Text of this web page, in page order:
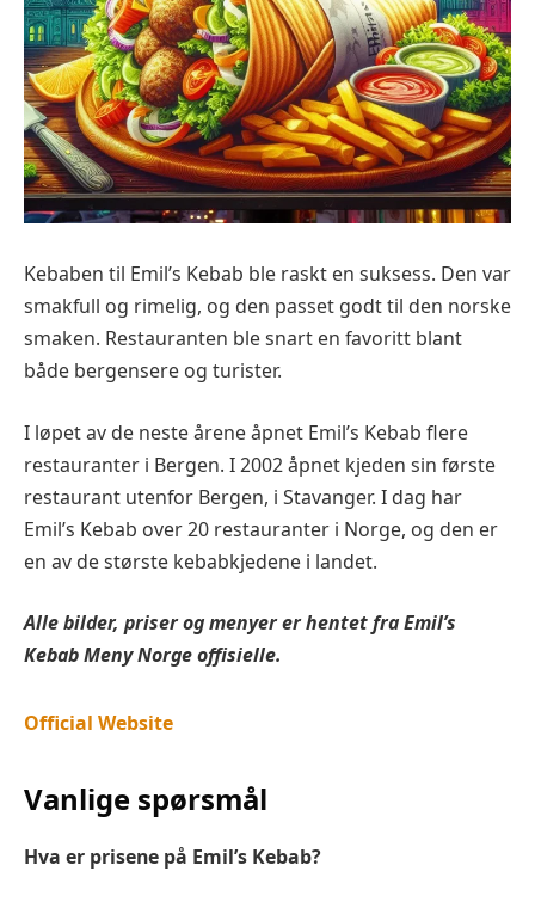
Kebaben til Emil’s Kebab ble raskt en suksess. Den var
smakfull og rimelig, og den passet godt til den norske
smaken. Restauranten ble snart en favoritt blant
både bergensere og turister.
I løpet av de neste årene åpnet Emil’s Kebab flere
restauranter i Bergen. I 2002 åpnet kjeden sin første
restaurant utenfor Bergen, i Stavanger. I dag har
Emil’s Kebab over 20 restauranter i Norge, og den er
en av de største kebabkjedene i landet.
Alle bilder, priser og menyer er hentet fra Emil’s
Kebab Meny Norge offisielle.
Official Website
Vanlige spørsmål
Hva er prisene på Emil’s Kebab?